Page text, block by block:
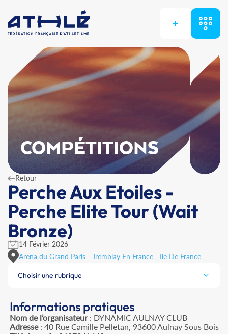
+
COMPÉTITIONS
Retour
Perche Aux Etoiles -
Perche Elite Tour (Wait
Bronze)
14 Février 2026
Arena du Grand Paris - Tremblay En France - Ile De France
Choisir une rubrique
Informations pratiques
Nom de l’organisateur: DYNAMIC AULNAY CLUB
Adresse: 40 Rue Camille Pelletan, 93600 Aulnay Sous Bois